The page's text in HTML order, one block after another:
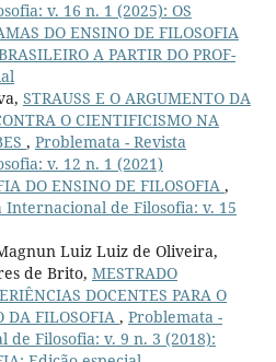
v. 16 n. 1 (2025): OS
DO ENSINO DE FILOSOFIA
A PARTIR DO PROF-
STRAUSS E O ARGUMENTO DA
O CIENTIFICISMO NA
, Problemata - Revista
v. 12 n. 1 (2021)
DO ENSINO DE FILOSOFIA ,
Internacional de Filosofia: v. 15
Luiz Luiz de Oliveira,
de Brito, MESTRADO
DOCENTES PARA O
DA FILOSOFIA , Problemata -
de Filosofia: v. 9 n. 3 (2018):